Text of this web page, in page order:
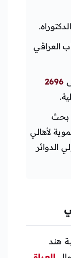
العراقي
2696
بحث
لأهالي
الدوائر
هند